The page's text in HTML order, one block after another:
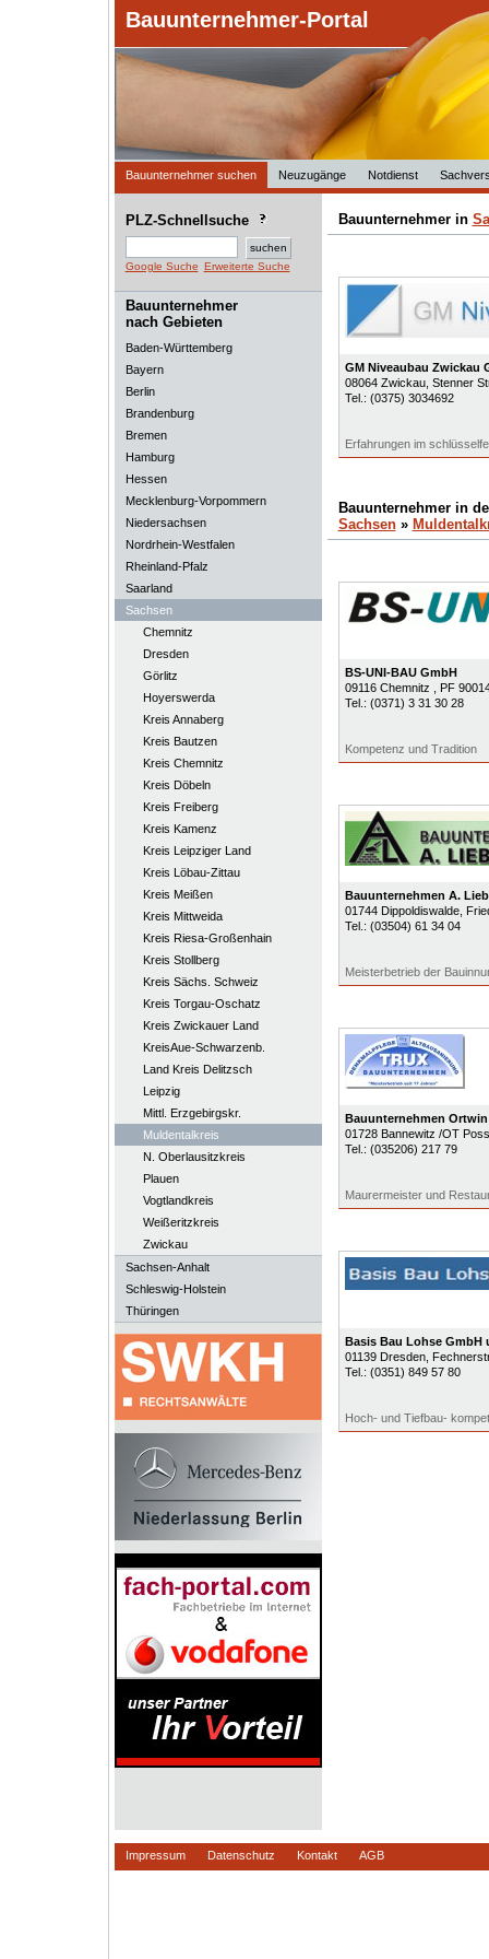
Bauunternehmer-Portal
Bauunternehmer suchen Neuzugänge Notdienst
PLZ-Schnellsuche
Google Suche Erweiterte Suche
Bauunternehmer
nach Gebieten
Baden-Württemberg
Bayern
Berlin
Brandenburg
Bremen
Hamburg
Hessen
Mecklenburg-Vorpommern
Niedersachsen
Nordrhein-Westfalen
Rheinland-Pfalz
Saarland
Sachsen
Chemnitz
Dresden
Görlitz
Hoyerswerda
Kreis Annaberg
Kreis Bautzen
Kreis Chemnitz
Kreis Döbeln
Kreis Freiberg
Kreis Kamenz
Kreis Leipziger Land
Kreis Löbau-Zittau
Kreis Meißen
Kreis Mittweida
Kreis Riesa-Großenhain
Kreis Stollberg
Kreis Sächs. Schweiz
Kreis Torgau-Oschatz
Kreis Zwickauer Land
KreisAue-Schwarzenb.
Land Kreis Delitzsch
Leipzig
Mittl. Erzgebirgskr.
Muldentalkreis
N. Oberlausitzkreis
Plauen
Vogtlandkreis
Weißeritzkreis
Zwickau
Sachsen-Anhalt
Schleswig-Holstein
Thüringen
Bauunternehmer in
GM Niveaubau Zwickau
08064 Zwickau, Stenner
Tel.: (0375) 3034692
Erfahrungen im
Bauunternehmer in
Sachsen»
BS-UNI-BAU GmbH
09116 Chemnitz
, PF
Tel.: (0371) 3 31 30 28
Kompetenz und Tradition
Bauunternehmen A.
01744 Dippoldiswalde,
Tel.: (03504) 61 34 04
Meisterbetrieb der
Bauunternehmen Ortwin
01728 Bannewitz /OT
Tel.: (035206) 217 79
Maurermeister und
Basis Bau Lohse GmbH
01139 Dresden,
Tel.: (0351) 849 57 80
Hoch- und Tiefbau-
Impressum Datenschutz Kontakt AGB